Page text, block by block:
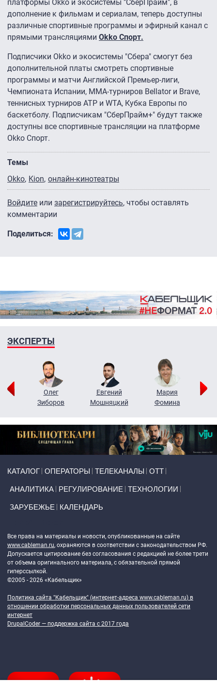
платформы Okko и экосистемы "СберПрайм", в
дополнение к фильмам и сериалам, теперь доступны
различные спортивные программы и эфирный канал с
прямыми трансляциями Okko Спорт.
Подписчики Okko и экосистемы "Сбера" смогут без
дополнительной платы смотреть спортивные
программы и матчи Английской Премьер-лиги,
Чемпионата Испании, MMA-турниров Bellator и Brave,
теннисных турниров ATP и WTA, Кубка Европы по
баскетболу. Подписчикам "СберПрайм+" будут также
доступны все спортивные трансляции на платформе
Okko Спорт.
Темы
Okko Kion онлайн-кинотеатры
Войдите или зарегистрируйтесь, чтобы оставлять
комментарии
Поделиться:
ЭКСПЕРТЫ
Олег
Зиборов
Евгений
Мошняцкий
Мария
Фомина
КАТАЛОГ ОПЕРАТОРЫ ТЕЛЕКАНАЛЫ ОТТ
АНАЛИТИКА РЕГУЛИРОВАНИЕ ТЕХНОЛОГИИ
ЗАРУБЕЖЬЕ КАЛЕНДАРЬ
Все права на материалы и новости, опубликованные на сайте
www.cableman.ru, охраняются в соответствии с законодательством РФ.
Допускается цитирование без согласования с редакцией не более трети
от объема оригинального материала, с обязательной прямой
гиперссылкой.
©2005 - 2026 «Кабельщик»
Политика сайта "Кабельщик" (интернет-адреса www.cableman.ru) в
отношении обработки персональных данных пользователей сети
интернет
DrupalCoder — поддержка сайта c 2017 года